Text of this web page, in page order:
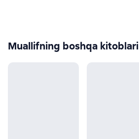
Muallifning boshqa kitoblari